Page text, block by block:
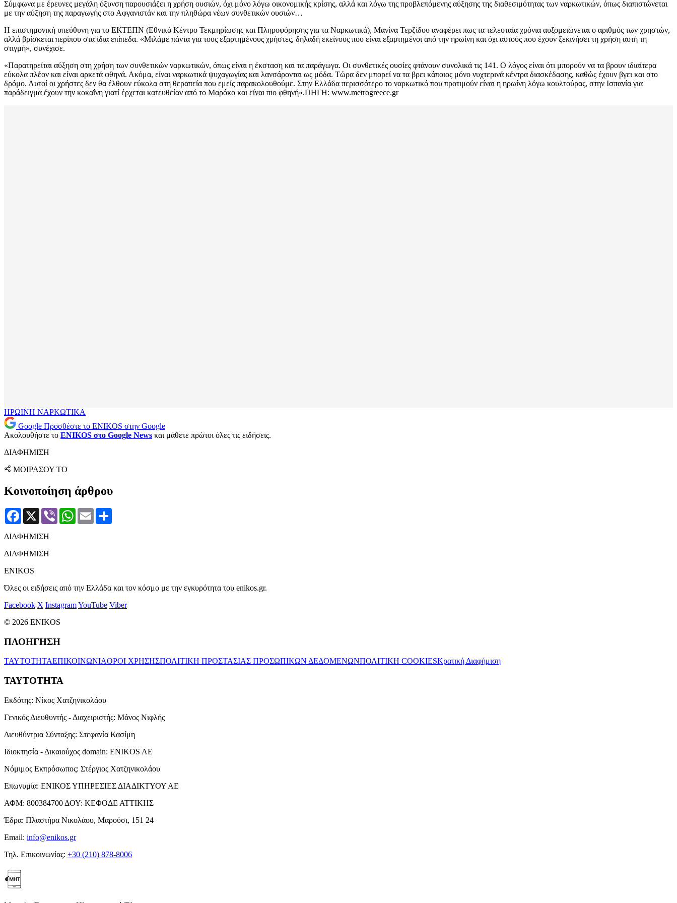
Σύμφωνα με έρευνες μεγάλη όξυνση παρουσιάζει η χρήση ουσιών, όχι μόνο λόγω οικονομικής κρίσης, αλλά και λόγω της προβλεπόμενης αύξησης της διαθεσιμότητας των ναρκωτικών, όπως διαπιστώνεται
με την αύξηση της παραγωγής στο Αφγανιστάν και την πληθώρα νέων συνθετικών ουσιών…
Η επιστημονική υπεύθυνη για το ΕΚΤΕΠΝ (Εθνικό Κέντρο Τεκμηρίωσης και Πληροφόρησης για τα Ναρκωτικά), Μανίνα Τερζίδου αναφέρει πως τα τελευταία χρόνια αυξομειώνεται ο αριθμός των χρηστών,
αλλά βρίσκεται περίπου στα ίδια επίπεδα. «Μιλάμε πάντα για τους εξαρτημένους χρήστες, δηλαδή εκείνους που είναι εξαρτημένοι από την ηρωίνη και όχι αυτούς που έχουν ξεκινήσει τη χρήση αυτή τη
στιγμή», συνέχισε.
«Παρατηρείται αύξηση στη χρήση των συνθετικών ναρκωτικών, όπως είναι η έκσταση και τα παράγωγα. Οι συνθετικές ουσίες φτάνουν συνολικά τις 141. Ο λόγος είναι ότι μπορούν να τα βρουν ιδιαίτερα
εύκολα πλέον και είναι αρκετά φθηνά. Ακόμα, είναι ναρκωτικά ψυχαγωγίας και λανσάρονται ως μόδα. Τώρα δεν μπορεί να τα βρει κάποιος μόνο νυχτερινά κέντρα διασκέδασης, καθώς έχουν βγει και στο
δρόμο. Αυτοί οι χρήστες δεν θα έλθουν εύκολα στη θεραπεία που εμείς παρακολουθούμε. Στην Ελλάδα περισσότερο το ναρκωτικό που προτιμούν είναι η ηρωίνη λόγω κουλτούρας, στην Ισπανία για
παράδειγμα έχουν την κοκαΐνη γιατί έρχεται κατευθείαν από το Μαρόκο και είναι πιο φθηνή».ΠΗΓΗ: www.metrogreece.gr
ΗΡΩΙΝΗ ΝΑΡΚΩΤΙΚΑ
Google Προσθέστε το ENIKOS στην Google
Ακολουθήστε το ENIKOS στο Google News και μάθετε πρώτοι όλες τις ειδήσεις.
ΔΙΑΦΗΜΙΣΗ
ΜΟΙΡΑΣΟΥ ΤΟ
Κοινοποίηση άρθρου
Facebook
X Viber WhatsApp
Email
ΔΙΑΦΗΜΙΣΗ
ΔΙΑΦΗΜΙΣΗ
ENIKOS
Όλες οι ειδήσεις από την Ελλάδα και τον κόσμο με την εγκυρότητα του enikos.gr.
Facebook X InstagramYouTube Viber
© 2026 ENIKOS
ΠΛΟΗΓΗΣΗ
ΤΑΥΤΟΤΗΤΑΕΠΙΚΟΙΝΩΝΙΑΟΡΟΙ ΧΡΗΣΗΣΠΟΛΙΤΙΚΗ ΠΡΟΣΤΑΣΙΑΣ ΠΡΟΣΩΠΙΚΩΝ ΔΕΔΟΜΕΝΩΝΠΟΛΙΤΙΚΗ COOKIESΚρατική Διαφήμιση
ΤΑΥΤΟΤΗΤΑ
Εκδότης: Νίκος Χατζηνικολάου
Γενικός Διευθυντής - Διαχειριστής: Μάνος Νιφλής
Διευθύντρια Σύνταξης: Στεφανία Κασίμη
Ιδιοκτησία - Δικαιούχος domain: ENIKOS AE
Νόμιμος Εκπρόσωπος: Στέργιος Χατζηνικολάου
Επωνυμία: ΕΝΙΚΟΣ ΥΠΗΡΕΣΙΕΣ ΔΙΑΔΙΚΤΥΟΥ ΑΕ
ΑΦΜ: 800384700 ΔΟΥ: ΚΕΦΟΔΕ ΑΤΤΙΚΗΣ
Έδρα: Πλαστήρα Νικολάου, Μαρούσι, 151 24
Email: info@enikos.gr
Τηλ. Επικοινωνίας: +30 (210) 878-8006